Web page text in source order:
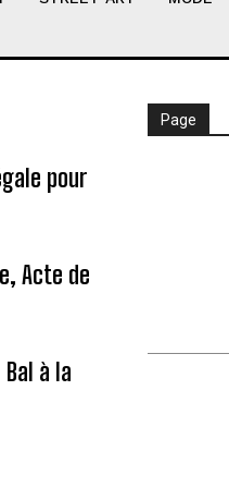
pour
Acte de
à la
Page